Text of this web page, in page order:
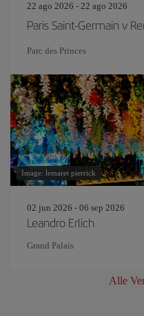
22 ago 2026 - 22 ago 2026
Paris Saint-Germain v
Parc des Princes
Image: lemaret pierrick
02 jun 2026 - 06 sep 2026
Leandro Erlich
Grand Palais
Alle